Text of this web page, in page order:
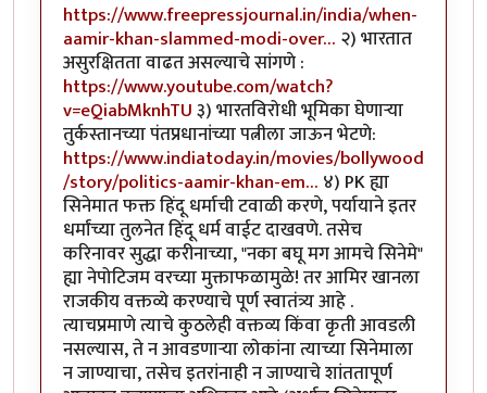
https://www.freepressjournal.in/india/when-
aamir-khan-slammed-modi-over… २) भारतात
असुरक्षितता वाढत असल्याचे सांगणे :
https://www.youtube.com/watch?
v=eQiabMknhTU३) भारतविरोधी भूमिका घेणाऱ्या
तुर्कस्तानच्या पंतप्रधानांच्या पत्नीला जाऊन भेटणे:
https://www.indiatoday.in/movies/bollywood
/story/politics-aamir-khan-em… ४) PK ह्या
सिनेमात फक्त हिंदू धर्माची टवाळी करणे, पर्यायाने इतर
धर्मांच्या तुलनेत हिंदू धर्म वाईट दाखवणे. तसेच
करिनावर सुद्धा करीनाच्या, "नका बघू मग आमचे सिनेमे"
ह्या नेपोटिजम वरच्या मुक्ताफळामुळे! तर आमिर खानला
राजकीय वक्तव्ये करण्याचे पूर्ण स्वातंत्र्य आहे .
त्याचप्रमाणे त्याचे कुठलेही वक्तव्य किंवा कृती आवडली
नसल्यास, ते न आवडणाऱ्या लोकांना त्याच्या सिनेमाला
न जाण्याचा, तसेच इतरांनाही न जाण्याचे शांततापूर्ण